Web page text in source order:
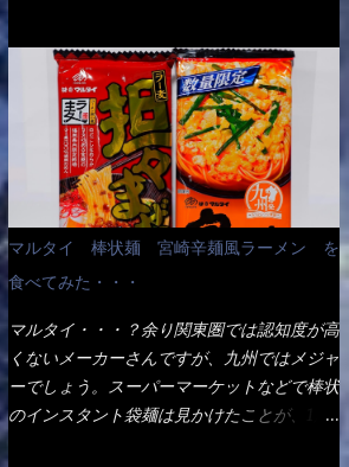
これなら茹で上がった直後のままで、食べ進
められるじゃないか！ 別皿で、葱と天かす
を満タンに用意して、山葵も2つ。 それに湯
が無い利点として、汁が薄まらない！ これ
だよ、これ！！ 湯があると、うどんと共に
汁の方へ湯までも入ってしまう。つまりラー
メンの麺にスープが絡む現象ですな。 結
局、伸びずに汁も薄らむこともなく・・最後
の方で＜だし汁＞を少し追加しました。 腹
収まったし満足達成度100％ 苦しいと云う事
も無いな！ まだ鶏天1個位は入りそうだ
ね。 と云う事で、今回＜釜揚げうどんの湯
無し＞を試したら、確...
舗に寄って違う！と云う人も居るらしい・・
そんな大手讃岐饂飩チェーン店と関係がある
のか？ 箱詰め乾麺！ このパッケージから
すれば、間違いなく贈答用目的でしょう。
そんな贈答用箱詰め饂飩・・・またもやメガ
ドンキで発見し購入！ 中身は、この様な状
態です。 乾麺の束が6束／一パックになって
おり、それが3袋入りです。 18束入りという
わけですね！900ｇの容量となり、1束／50
Amazonで1280円と云った感じです。 で私
は幾らで、メガドンキでゲットしたかって？
それは非常に言いづらい・・・色々と各方面
へ忖度して、激安だったとだけ申し上げまし
あった！ とんかつ赤城！ 老齢の女性がメ
インで調理場を仕切、老齢の男性が脇をサポ
ートし最近は若い女性がオーダーや片付けを
担当している。 まずはこれを見て欲しい！
カウンターに置かれた＜お皿＞である。 直
ぐに気づいたでしょう！ 何かキャベツが山
じゃないか！？ ハイ、山です。 これが標
準なのです。 普通のとんかつ屋のキャベツ
と比べたら、10人前ほどあるか？ 値段的に
は、メイン（主流は1,000超）＋定食セット
350円程と値段的には、それ程では安い訳で
も無いが、客足が絶えない人気店である。
そんなメニューのなかで、リーズナブルで頂
マルタイ 棒状麺 宮崎辛麺風ラーメン を
食べてみた・・・
マルタイ・・・？余り関東圏では認知度が高
くないメーカーさんですが、九州ではメジャ
ーでしょう。スーパーマーケットなどで棒状
のインスタント袋麺は見かけたことが、1度